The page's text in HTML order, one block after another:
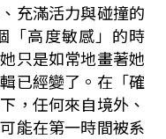
充滿活力與碰撞的
「高度敏感」的時
只是如常地畫著她
已經變了。在「確
，任何來自境外、
能在第一時間被系